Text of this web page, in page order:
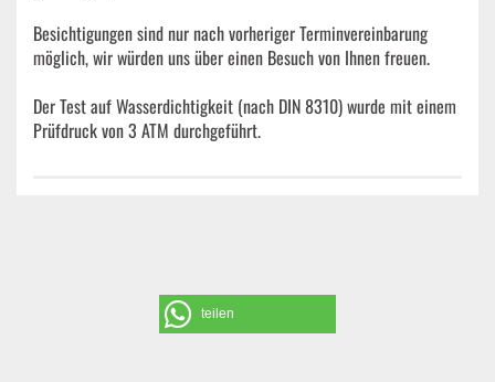
Besichtigungen sind nur nach vorheriger Terminvereinbarung
möglich, wir würden uns über einen Besuch von Ihnen freuen.
Der Test auf Wasserdichtigkeit (nach DIN 8310) wurde mit einem
Prüfdruck von 3 ATM durchgeführt.
teilen